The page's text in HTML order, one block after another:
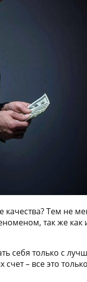
Тем не
так же
только с
– все это